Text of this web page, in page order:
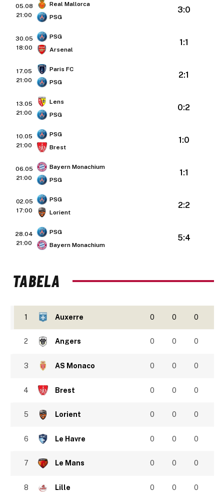
05.08
21:00
Real Mallorca
PSG
3:0
30.05
18:00
PSG
Arsenal
1:1
17.05
21:00
Paris FC
PSG
2:1
13.05
21:00
Lens
PSG
0:2
10.05
21:00
PSG
Brest
1:0
06.05
21:00
Bayern Monachium
PSG
1:1
02.05
17:00
PSG
Lorient
2:2
28.04
21:00
PSG
Bayern Monachium
5:4
TABELA
1 Auxerre 0 0 0
2 Angers 0 0 0
3 AS Monaco 0 0 0
4 Brest 0 0 0
5 Lorient 0 0 0
6 Le Havre 0 0 0
7 Le Mans 0 0 0
8 Lille 0 0 0